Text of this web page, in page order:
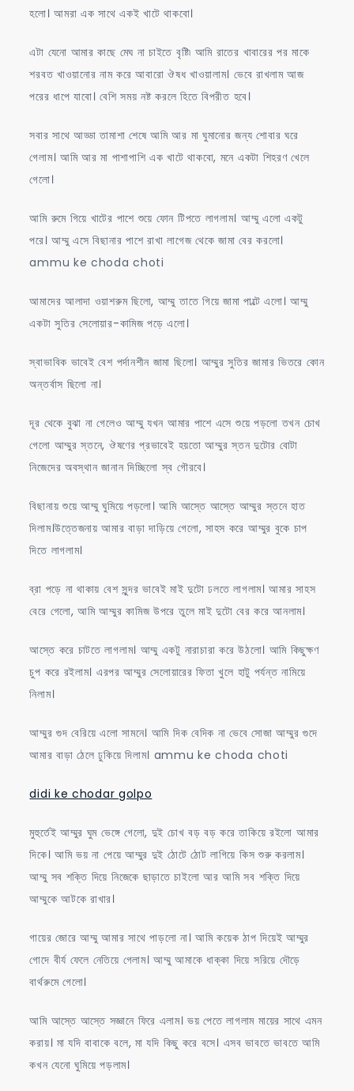
হলো। আমরা এক সাথে একই খাটে থাকবো।
এটা যেনো আমার কাছে মেঘ না চাইতে বৃষ্টি৷ আমি রাতের খাবারের পর মাকে
শরবত খাওয়ানোর নাম করে আবারো ঔষধ খাওয়ালাম। ভেবে রাখলাম আজ
পরের ধাপে যাবো। বেশি সময় নষ্ট করলে হিতে বিপরীত হবে।
সবার সাথে আড্ডা তামাশা শেষে আমি আর মা ঘুমানোর জন্য শোবার ঘরে
গেলাম। আমি আর মা পাশাপাশি এক খাটে থাকবো, মনে একটা শিহরণ খেলে
গেলো।
আমি রুমে গিয়ে খাটের পাশে শুয়ে ফোন টিপতে লাগলাম। আম্মু এলো একটু
পরে। আম্মু এসে বিছানার পাশে রাখা লাগেজ থেকে জামা বের করলো।
ammu ke choda choti
আমাদের আলাদা ওয়াশরুম ছিলো, আম্মু তাতে গিয়ে জামা পাল্টে এলো। আম্মু
একটা সুতির সেলোয়ার-কামিজ পড়ে এলো।
স্বাভাবিক ভাবেই বেশ পর্দানশীন জামা ছিলো। আম্মুর সুতির জামার ভিতরে কোন
অন্তর্বাস ছিলো না।
দূর থেকে বুঝা না গেলেও আম্মু যখন আমার পাশে এসে শুয়ে পড়লো তখন চোখ
গেলো আম্মুর স্তনে, ঔষণের প্রভাবেই হয়তো আম্মুর স্তন দুটোর বোটা
নিজেদের অবস্থান জানান দিচ্ছিলো স্ব গৌরবে।
বিছানায় শুয়ে আম্মু ঘুমিয়ে পড়লো। আমি আস্তে আস্তে আম্মুর স্তনে হাত
দিলাম।উত্তেজনায় আমার বাড়া দাড়িয়ে গেলো, সাহস করে আম্মুর বুকে চাপ
দিতে লাগলাম।
ব্রা পড়ে না থাকায় বেশ সুন্দর ভাবেই মাই দুটো ঢলতে লাগলাম। আমার সাহস
বেরে গেলো, আমি আম্মুর কামিজ উপরে তুলে মাই দুটো বের করে আনলাম।
আস্তে করে চাটতে লাগলাম। আম্মু একটু নারাচারা করে উঠলো। আমি কিছুক্ষণ
চুপ করে রইলাম। এরপর আম্মুর সেলোয়ারের ফিতা খুলে হাটু পর্যন্ত নামিয়ে
নিলাম।
আম্মুর গুদ বেরিয়ে এলো সামনে। আমি দিক বেদিক না ভেবে সোজা আম্মুর গুদে
আমার বাড়া ঠেলে ঢুকিয়ে দিলাম। ammu ke choda choti
didi ke chodar golpo
মুহুর্তেই আম্মুর ঘুম ভেঙ্গে গেলো, দুই চোখ বড় বড় করে তাকিয়ে রইলো আমার
দিকে। আমি ভয় না পেয়ে আম্মুর দুই ঠোটে ঠোট লাগিয়ে কিস শুরু করলাম।
আম্মু সব শক্তি দিয়ে নিজেকে ছাড়াতে চাইলো আর আমি সব শক্তি দিয়ে
আম্মুকে আটকে রাখার।
গায়ের জোরে আম্মু আমার সাথে পাড়লো না। আমি কয়েক ঠাপ দিয়েই আম্মুর
গোদে বীর্য ফেলে নেতিয়ে গেলাম। আম্মু আমাকে ধাক্কা দিয়ে সরিয়ে দৌড়ে
বার্থরুমে গেলো।
আমি আস্তে আস্তে সজ্ঞানে ফিরে এলাম। ভয় পেতে লাগলাম মায়ের সাথে এমন
করায়। মা যদি বাবাকে বলে, মা যদি কিছু করে বসে। এসব ভাবতে ভাবতে আমি
কখন যেনো ঘুমিয়ে পড়লাম।